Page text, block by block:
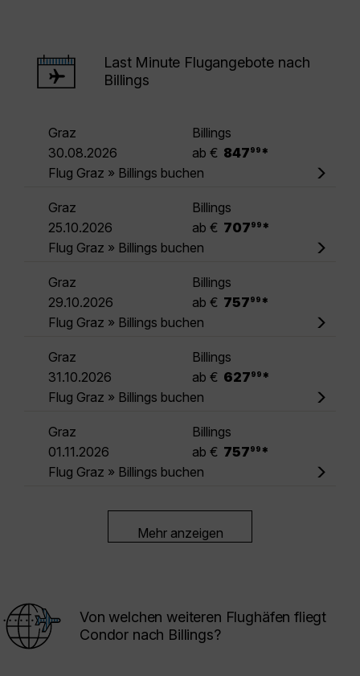
Last Minute Flugangebote nach
Billings
Graz
Billings
30.08.2026
ab € 847 99 *
Flug Graz » Billings buchen
Graz
Billings
25.10.2026
ab € 707 99 *
Flug Graz » Billings buchen
Graz
Billings
29.10.2026
ab € 757 99 *
Flug Graz » Billings buchen
Graz
Billings
31.10.2026
ab € 627 99 *
Flug Graz » Billings buchen
Graz
Billings
01.11.2026
ab € 757 99 *
Flug Graz » Billings buchen
Mehr anzeigen
Von welchen weiteren Flughäfen fliegt
Condor nach Billings?